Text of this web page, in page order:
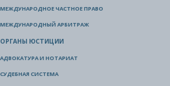
МЕЖДУНАРОДНОЕ ЧАСТНОЕ ПРАВО
МЕЖДУНАРОДНЫЙ АРБИТРАЖ
ОРГАНЫ ЮСТИЦИИ
АДВОКАТУРА И НОТАРИАТ
СУДЕБНАЯ СИСТЕМА